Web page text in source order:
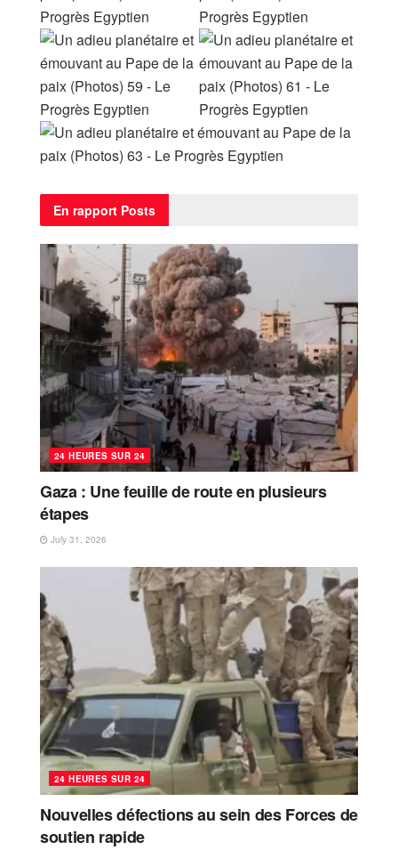
En rapport Posts
24 HEURES SUR 24
Gaza : Une feuille de route en plusieurs
étapes
July 31, 2026
24 HEURES SUR 24
Nouvelles défections au sein des Forces de
soutien rapide